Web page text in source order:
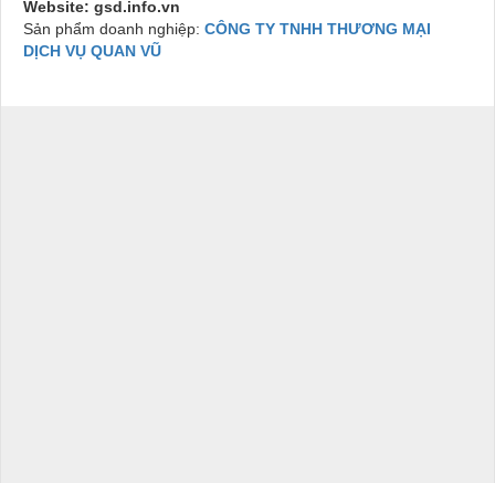
Website: gsd.info.vn
Sản phẩm doanh nghiệp: CÔNG TY TNHH THƯƠNG MẠI
DỊCH VỤ QUAN VŨ